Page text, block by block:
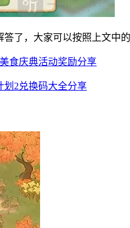
了，大家可以按照上文
食庆典活动奖励分享
划2兑换码大全分享